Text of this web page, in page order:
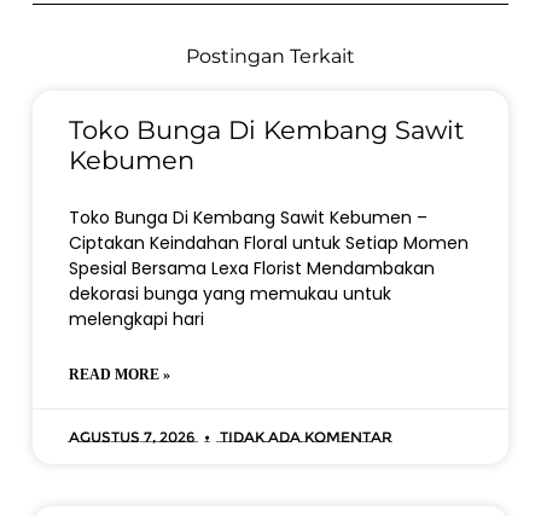
Postingan Terkait
Toko Bunga Di Kembang Sawit
Kebumen
Toko Bunga Di Kembang Sawit Kebumen –
Ciptakan Keindahan Floral untuk Setiap Momen
Spesial Bersama Lexa Florist Mendambakan
dekorasi bunga yang memukau untuk
melengkapi hari
READ MORE »
Agustus 7, 2026 Tidak ada komentar